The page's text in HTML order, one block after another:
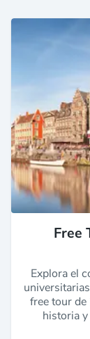
Free
Explora el
free tour
historia